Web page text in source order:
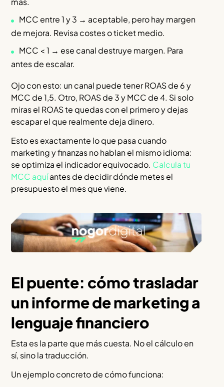
MCC entre 1 y 3 → aceptable, pero hay margen
de mejora. Revisa costes o ticket medio.
MCC < 1 → ese canal destruye margen. Para
antes de escalar.
Ojo con esto: un canal puede tener ROAS de 6 y
MCC de 1,5. Otro, ROAS de 3 y MCC de 4. Si solo
miras el ROAS te quedas con el primero y dejas
escapar el que realmente deja dinero.
Esto es exactamente lo que pasa cuando
marketing y finanzas no hablan el mismo idioma:
se optimiza el indicador equivocado. Calcula tu
MCC aquíantes de decidir dónde metes el
presupuesto el mes que viene.
El puente: cómo trasladar
un informe de marketing a
lenguaje financiero
Esta es la parte que más cuesta. No el cálculo en
sí, sino la traducción.
Un ejemplo concreto de cómo funciona: